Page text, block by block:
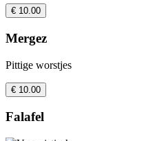
€ 10.00
Mergez
Pittige worstjes
€ 10.00
Falafel